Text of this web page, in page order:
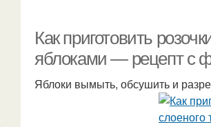
Как приготовить
яблоками — рецепт с
Яблоки вымыть, обсушить и